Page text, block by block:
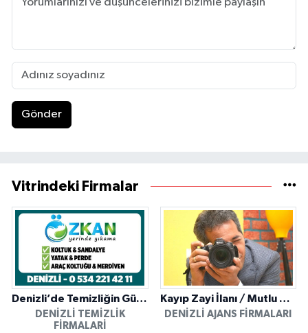
Gönder
Vitrindeki Firmalar
Denizli’de Temizliğin Güvenilir Adresi: Özkan Yerinde Yıkama
DENIZLI TEMIZLIK
FIRMALARI
Kayıp Zayi İlanı / Mutlu Ajans / Denizli
DENIZLI AJANS FIRMALARI